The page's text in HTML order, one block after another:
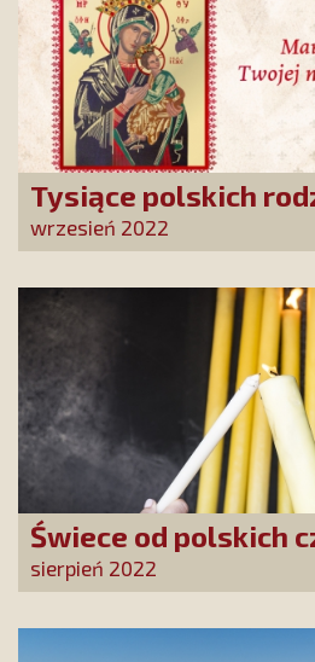
Tysiące polskich
się nieustającej
Bożej!
wrzesień 2022
Świece od polskich
Fatimie
sierpień 2022